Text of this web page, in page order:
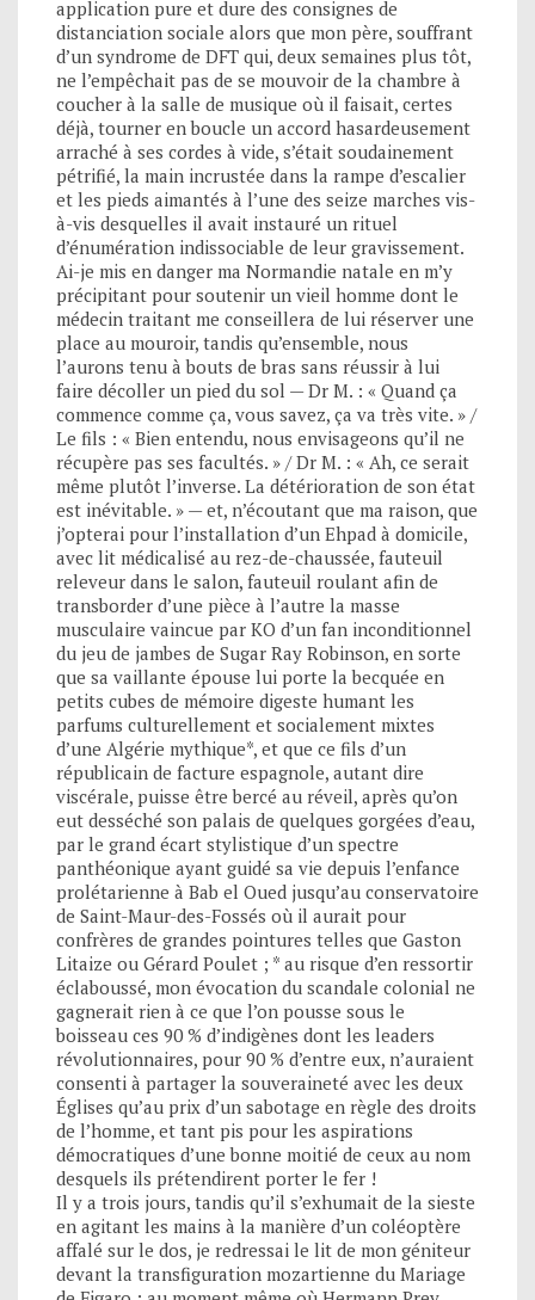
application pure et dure des consignes de
distanciation sociale alors que mon père, souffrant
d’un syndrome de DFT qui, deux semaines plus tôt,
ne l’empêchait pas de se mouvoir de la chambre à
coucher à la salle de musique où il faisait, certes
déjà, tourner en boucle un accord hasardeusement
arraché à ses cordes à vide, s’était soudainement
pétrifié, la main incrustée dans la rampe d’escalier
et les pieds aimantés à l’une des seize marches vis-
à-vis desquelles il avait instauré un rituel
d’énumération indissociable de leur gravissement.
Ai-je mis en danger ma Normandie natale en m’y
précipitant pour soutenir un vieil homme dont le
médecin traitant me conseillera de lui réserver une
place au mouroir, tandis qu’ensemble, nous
l’aurons tenu à bouts de bras sans réussir à lui
faire décoller un pied du sol — Dr M. : « Quand ça
commence comme ça, vous savez, ça va très vite. » /
Le fils : « Bien entendu, nous envisageons qu’il ne
récupère pas ses facultés. » / Dr M. : « Ah, ce serait
même plutôt l’inverse. La détérioration de son état
est inévitable. » — et, n’écoutant que ma raison, que
j’opterai pour l’installation d’un Ehpad à domicile,
avec lit médicalisé au rez-de-chaussée, fauteuil
releveur dans le salon, fauteuil roulant afin de
transborder d’une pièce à l’autre la masse
musculaire vaincue par KO d’un fan inconditionnel
du jeu de jambes de Sugar Ray Robinson, en sorte
que sa vaillante épouse lui porte la becquée en
petits cubes de mémoire digeste humant les
parfums culturellement et socialement mixtes
d’une Algérie mythique*, et que ce fils d’un
républicain de facture espagnole, autant dire
viscérale, puisse être bercé au réveil, après qu’on
eut desséché son palais de quelques gorgées d’eau,
par le grand écart stylistique d’un spectre
panthéonique ayant guidé sa vie depuis l’enfance
prolétarienne à Bab el Oued jusqu’au conservatoire
de Saint-Maur-des-Fossés où il aurait pour
confrères de grandes pointures telles que Gaston
Litaize ou Gérard Poulet ; * au risque d’en ressortir
éclaboussé, mon évocation du scandale colonial ne
gagnerait rien à ce que l’on pousse sous le
boisseau ces 90 % d’indigènes dont les leaders
révolutionnaires, pour 90 % d’entre eux, n’auraient
consenti à partager la souveraineté avec les deux
Églises qu’au prix d’un sabotage en règle des droits
de l’homme, et tant pis pour les aspirations
démocratiques d’une bonne moitié de ceux au nom
desquels ils prétendirent porter le fer !
Il y a trois jours, tandis qu’il s’exhumait de la sieste
en agitant les mains à la manière d’un coléoptère
affalé sur le dos, je redressai le lit de mon géniteur
devant la transfiguration mozartienne du Mariage